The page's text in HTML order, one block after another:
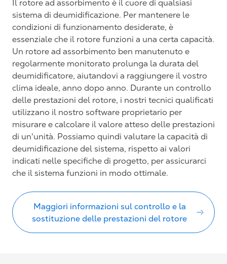
Il rotore ad assorbimento è il cuore di qualsiasi
sistema di deumidificazione. Per mantenere le
condizioni di funzionamento desiderate, è
essenziale che il rotore funzioni a una certa capacità.
Un rotore ad assorbimento ben manutenuto e
regolarmente monitorato prolunga la durata del
deumidificatore, aiutandovi a raggiungere il vostro
clima ideale, anno dopo anno. Durante un controllo
delle prestazioni del rotore, i nostri tecnici qualificati
utilizzano il nostro software proprietario per
misurare e calcolare il valore atteso delle prestazioni
di un'unità. Possiamo quindi valutare la capacità di
deumidificazione del sistema, rispetto ai valori
indicati nelle specifiche di progetto, per assicurarci
che il sistema funzioni in modo ottimale.
Maggiori informazioni sul controllo e la
sostituzione delle prestazioni del rotore